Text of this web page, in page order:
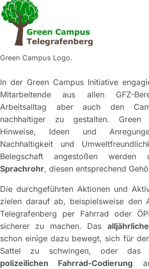
Green Campus Logo.
In der Green Campus Initiative
Mitarbeitende aus allen GFZ-
Arbeitsalltag aber auch den
nachhaltiger zu gestalten. Green
Hinweise, Ideen und
Nachhaltigkeit und
Belegschaft angestoßen
Sprachrohr, diesen entsprechend
Die durchgeführten Aktionen und
zielen darauf ab, beispielsweise den
Telegrafenberg per Fahrrad oder
sicherer zu machen. Das alljährliche
schon einige dazu bewegt, sich für
Sattel zu schwingen, oder das
polizeilichen Fahrrad-Codierung